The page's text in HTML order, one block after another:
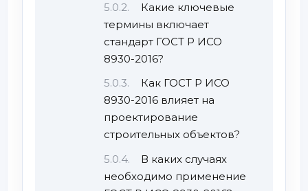
Какие ключевые
термины включает
стандарт ГОСТ Р ИСО
8930-2016?
Как ГОСТ Р ИСО
8930-2016 влияет на
проектирование
строительных объектов?
В каких случаях
необходимо применение